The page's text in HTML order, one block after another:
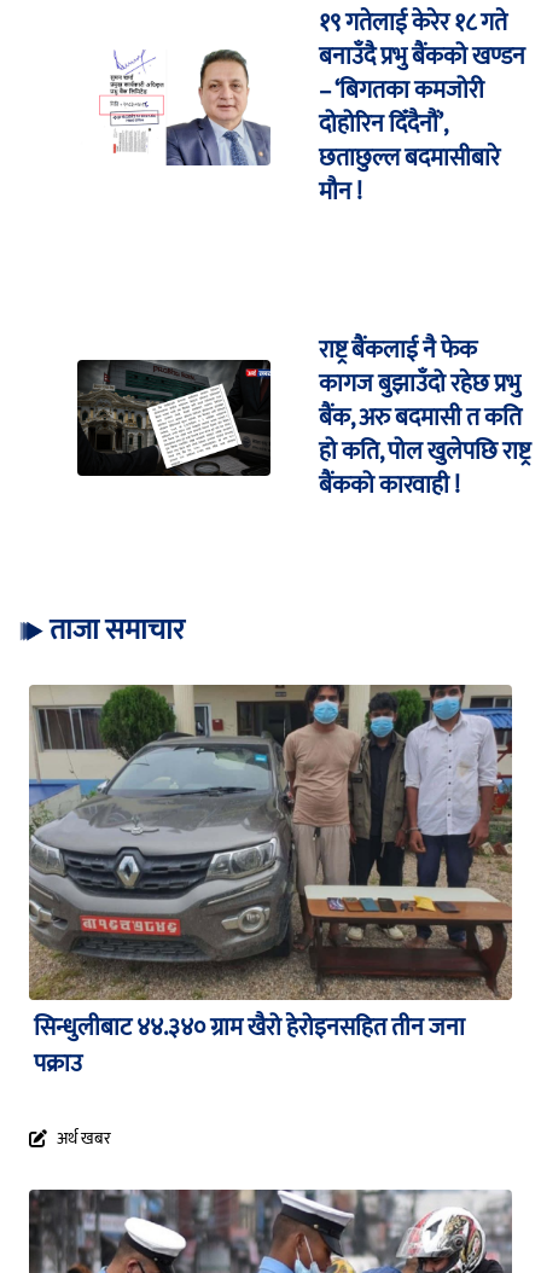
१९ गतेलाई केरेर १८ गते
बनाउँदै प्रभु बैंकको खण्डन
– ‘बिगतका कमजोरी
दोहोरिन दिँदैनौं’,
छताछुल्ल बदमासीबारे
मौन !
राष्ट्र बैंकलाई नै फेक
कागज बुझाउँदो रहेछ प्रभु
बैंक, अरु बदमासी त कति
हो कति, पोल खुलेपछि राष्ट्र
बैंकको कारवाही !
ताजा समाचार
सिन्धुलीबाट ४४.३४० ग्राम खैरो हेरोइनसहित तीन जना
पक्राउ
अर्थ खबर